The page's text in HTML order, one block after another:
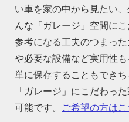
い車を家の中から見たい
んな「ガレージ」空間に
参考になる工夫のつまっ
や必要な設備など実用性
単に保存することもでき
「ガレージ」にこだわっ
可能です。
ご希望の方は